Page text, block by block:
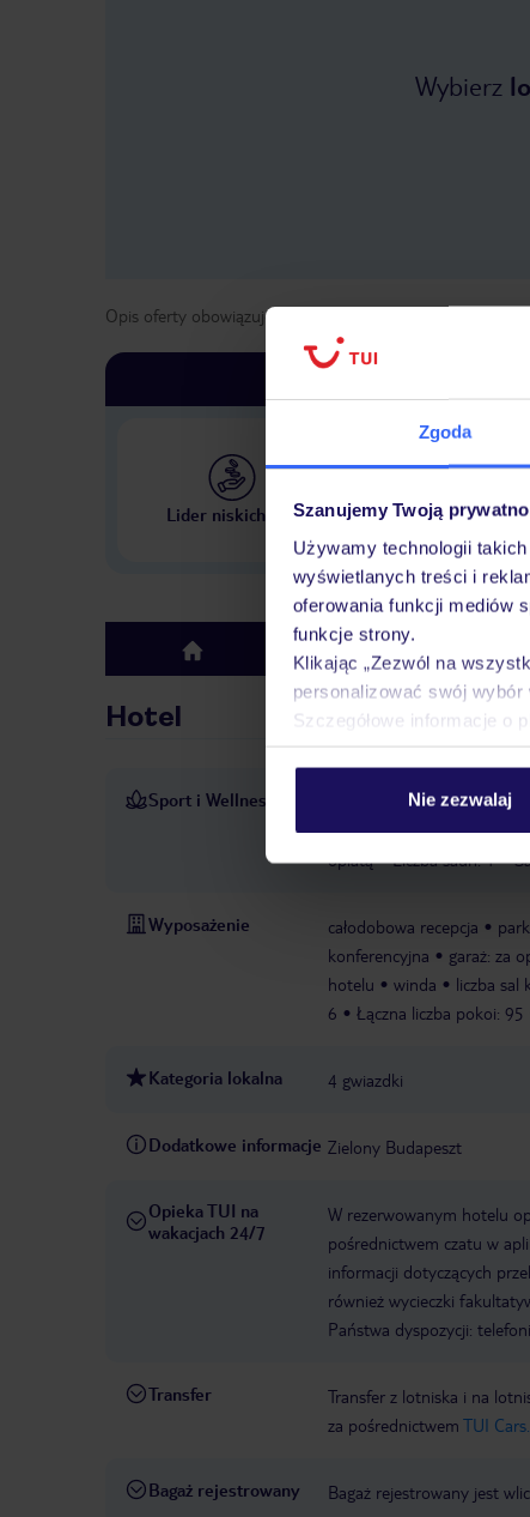
Zgoda
Szanujemy Twoją
Używamy technologii
wyświetlanych treści i
oferowania funkcji mediów
funkcje strony.
Klikając „Zezwól na
personalizować swój wybór
Szczegółowe informacje o
Nie zezwalaj
Wybierz
Opis oferty obowiązuje dla wyjazdów w terminie
Lider niskich cen
Największe biuro
w Polsce
top
Hotel
Sport i Wellness
Wczasowicze mogą
siłowni, spa i sauny, hotel
opłatą
Liczba saun: 1
Wyposażenie całodobowa recepcja
konferencyjna
garaż: za
hotelu
winda liczba sal
6
Łączna liczba pokoi: 95
Kategoria lokalna 4 gwiazdki
Dodatkowe informacje Zielony Budapeszt
Opieka TUI na
wakacjach 24/7
W rezerwowanym hotelu
pośrednictwem czatu w
informacji dotyczących
również wycieczki
Państwa dyspozycji:
Transfer
Transfer z lotniska i na
za pośrednictwem TUI Cars.
Bagaż rejestrowany Bagaż rejestrowany jest